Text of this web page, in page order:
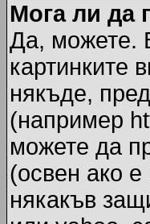
Мога ли да
Да, можете.
картинките
някъде,
(например
можете да
(освен ако
някакъв